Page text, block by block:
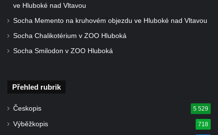
v Horní Polici
Pamětní deska Aloise Senefeldera na
Staroměstské tržnici v Rytířské ulici v Praze
Pamětní deska Františka Palackého na
Pamětní deska Františka Ladislava Riegera
Praze
Pamětní deska Karla Bendla na domě čp.
ve Hluboké nad Vltavou
Socha Memento na kruhovém objezdu ve Hluboké nad Vltavou
Socha Chalikotérium v ZOO Hluboká
Socha Smilodon v ZOO Hluboká
Přehled rubrik
Českopis 5 529
Výběžkopis 718